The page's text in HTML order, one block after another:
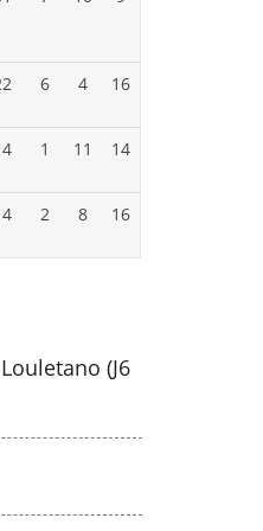
6 4 16
1 11 14
2 8 16
(J6